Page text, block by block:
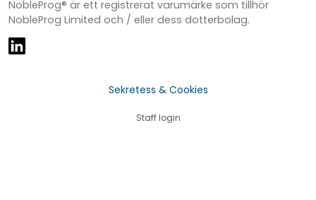
NobleProg® är ett registrerat varumärke som tillhör
NobleProg Limited och / eller dess dotterbolag.
Sekretess & Cookies
Staff login